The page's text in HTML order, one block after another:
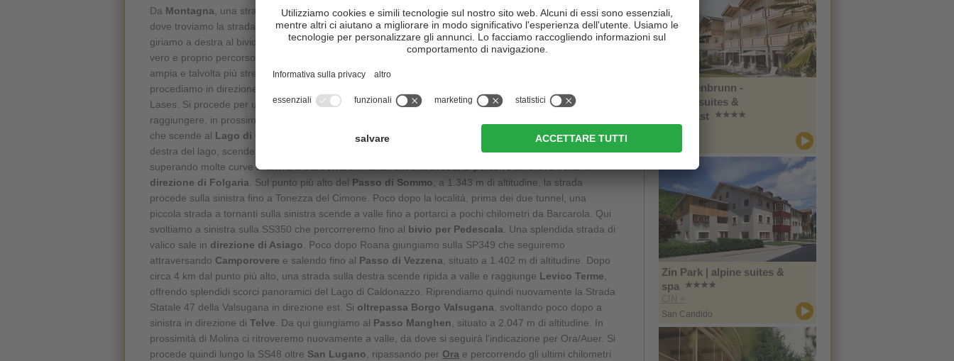
Da Montagna , una strada ripida e con molte curve porta dapprima aTrodenae poi a Fontanefredde,
dove troviamo la strada principale SS48, che ci condurrà fino a San Lugano. Poco dopoSan Lugano
giriamo a destra al bivio e oltrepassiamo Anterivo, prima di inoltrarci nellaVal di Cembra. Si tratta di un
vero e proprio percorso da sogno per i fan del motociclismo, che porta a Faver lungo una strada a tratti
ampia e talvolta più stretta. Una volta arrivati a Faver, svoltiamo a sinistra sul lato opposto della valle e
procediamo in direzione di Parlo. Qui si gira a destra e, dopo aver oltrepassato Sevignano, si arriva a
Lases. Si procede per un tratto lungo la SP71 per poi immettersi sulla sinistra sulla SP83, per
raggiungere, in prossimità di
che scende al Lago di Caldonazzo San Cristoforo
si mantiene la destra costeggiando la sponda
destra del lago, scendendo verso
. Qui si svolta a destra, si oltrepassa Bosentino e
superando molte curve si arriva a
direzione di Folgaria . Sul punto più alto del Passo di Sommo , a 1.343 m di altitudine, la strada
procede sulla sinistra fino a Tonezza del Cimone. Poco dopo la località, prima dei due tunnel, una
piccola strada a tornanti sulla sinistra scende a valle fino a portarci a pochi chilometri da Barcarola. Qui
svoltiamo a sinistra sulla SS350 che percorreremo fino al bivio per Pedescala . Una splendida strada di
valico sale in direzione di Asiago . Poco dopo Roana giungiamo sulla SP349 che seguiremo
attraversando Camporovere e salendo fino al Passo di Vezzena , situato a 1.402 m di altitudine. Dopo
circa 4 km dal punto più alto, una strada sulla destra scende ripida a valle e raggiunge Levico Terme
offrendo splendidi scorci panoramici del Lago di Caldonazzo. Riprendiamo quindi nuovamente la Strada
Statale 47 della Valsugana in direzione est. Si oltrepassa Borgo Valsugana , svoltando poco dopo a
sinistra in direzione di Telve . Da qui giungiamo al Passo Manghen , situato a 2.047 m di altitudine. In
prossimità di Molina ci ritroveremo nuovamente a valle, da dove si seguirà l'indicazione per Ora/Auer. Si
procede quindi lungo la SS48 oltre San Lugano , ripassando per Ora e percorrendo gli ultimi chilometri
Im Tiefenbrunn -
Gardensuites &
Breakfast
CIN +
Zin Park | alpine suites &
spa
CIN +
San Candido